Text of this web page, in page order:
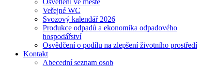
Osvětlení ve městě
Veřejné WC
Svozový kalendář 2026
Produkce odpadů a ekonomika odpadového
hospodářství
Osvědčení o podílu na zlepšení životního prostředí
Kontakt
Abecední seznam osob